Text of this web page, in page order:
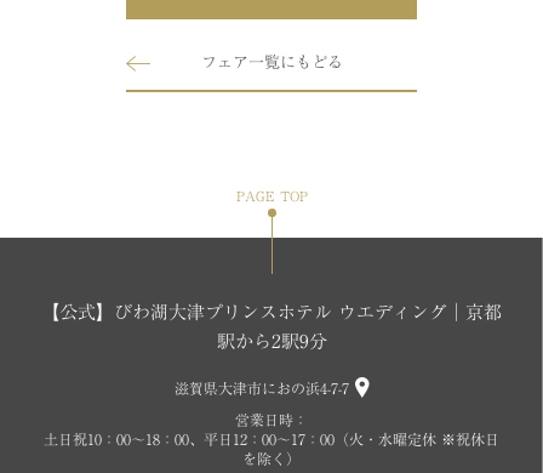
フェア一覧にもどる
PAGE TOP
【公式】びわ湖大津プリンスホテル ウエディング│京都
駅から2駅9分
滋賀県大津市におの浜4-7-7
営業日時：
土日祝10：00～18：00、平日12：00～17：00（火・水曜定休 ※祝休日
を除く）